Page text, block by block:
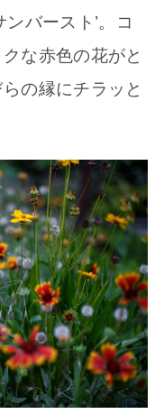
バースト’。コ
な赤色の花がと
の縁にチラッと